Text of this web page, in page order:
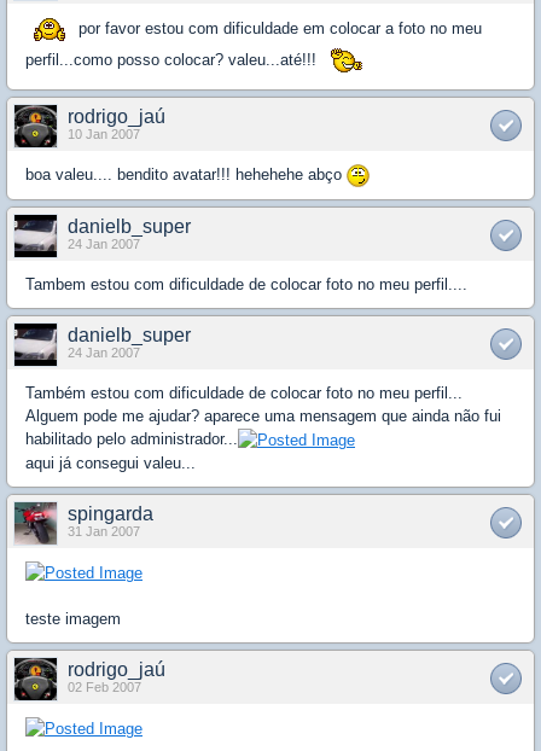
por favor estou com dificuldade em colocar a foto no meu
perfil...como posso colocar? valeu...até!!!
rodrigo_jaú
10 Jan 2007
boa valeu.... bendito avatar!!! hehehehe abço
danielb_super
24 Jan 2007
Tambem estou com dificuldade de colocar foto no meu perfil....
danielb_super
24 Jan 2007
Também estou com dificuldade de colocar foto no meu perfil...
Alguem pode me ajudar? aparece uma mensagem que ainda não fui
habilitado pelo administrador...
aqui já consegui valeu...
spingarda
31 Jan 2007
teste imagem
rodrigo_jaú
02 Feb 2007